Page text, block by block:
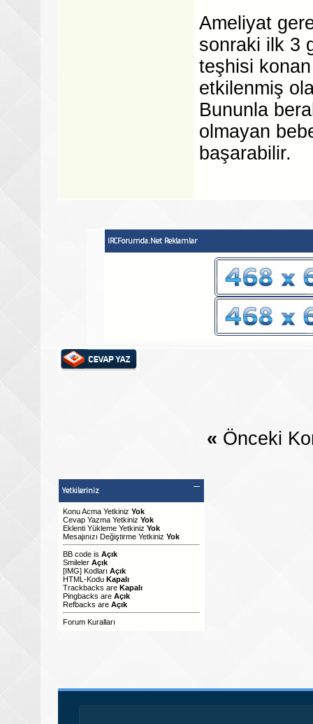
Ameliyat
sonraki ilk 3
teşhisi
etkilenmiş
Bununla
olmayan
başarabilir.
IRCForumda.Net Reklamlar
« Önceki
Yetkileriniz
Konu Acma Yetkiniz Yok
Cevap Yazma Yetkiniz Yok
Eklenti Yükleme Yetkiniz Yok
Mesajınızı Değiştirme Yetkiniz Yok
BB code is Açık
Smileler Açık
[IMG] Kodları Açık
HTML-Kodu Kapalı
Trackbacks are Kapalı
Pingbacks are Açık
Refbacks are Açık
Forum Kuralları